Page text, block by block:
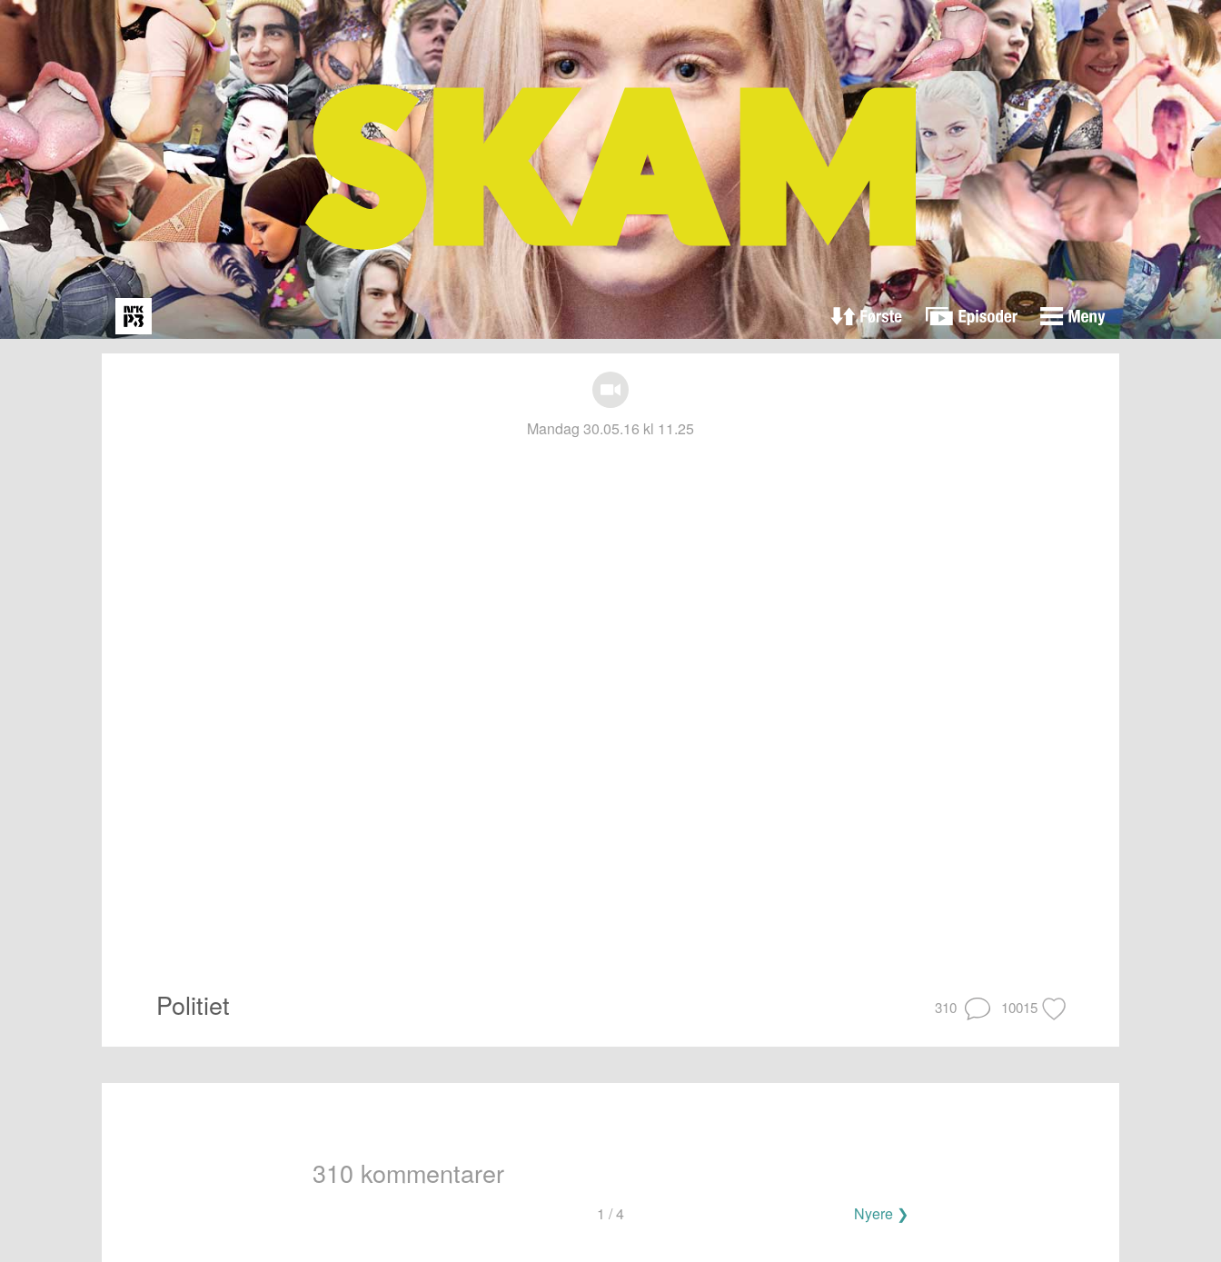
mandag 30.05.16 kl 11.25
Politiet 310 10015
310 kommentarer
1 / 4 Nyere ❯